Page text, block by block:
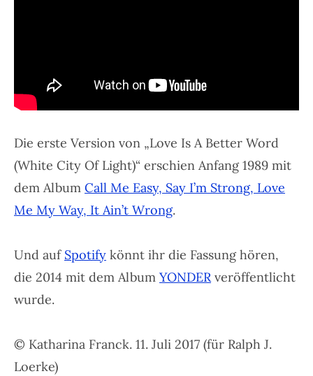
Die erste Version von „Love Is A Better Word
(White City Of Light)“ erschien Anfang 1989 mit
dem Album Call Me Easy, Say I’m Strong, Love
Me My Way, It Ain’t Wrong.
Und auf Spotify könnt ihr die Fassung hören,
die 2014 mit dem Album YONDERveröffentlicht
wurde.
© Katharina Franck. 11. Juli 2017 (für Ralph J.
Loerke)